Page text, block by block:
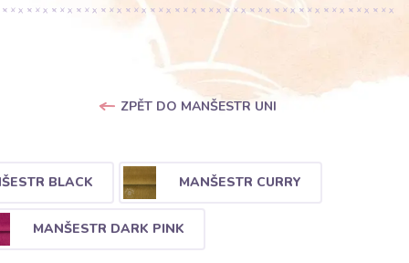
ZPĚT DO MANŠESTR UNI
BLACK MANŠESTR CURRY
MANŠESTR DARK PINK